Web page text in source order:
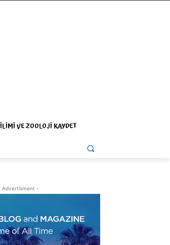
VE ZOOLOJI KAYDET
Advertisment -